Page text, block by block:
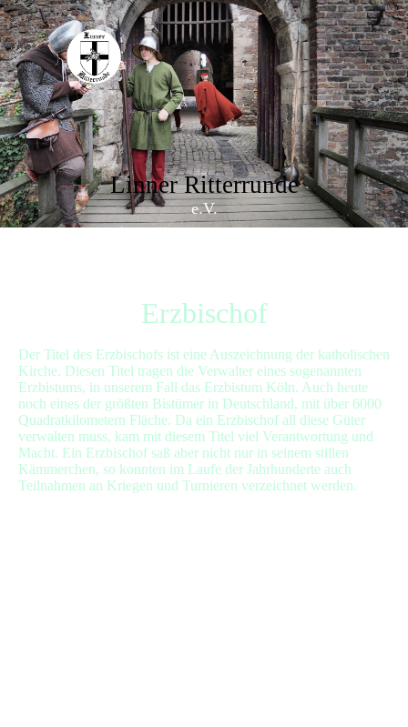
Linner Ritterrunde
e.V.
Erzbischof
Der Titel des Erzbischofs ist eine Auszeichnung der katholischen
Kirche. Diesen Titel tragen die Verwalter eines sogenannten
Erzbistums, in unserem Fall das Erzbistum Köln. Auch heute
noch eines der größten Bistümer in Deutschland, mit über 6000
Quadratkilometern Fläche. Da ein Erzbischof all diese Güter
verwalten muss, kam mit diesem Titel viel Verantwortung und
Macht. Ein Erzbischof saß aber nicht nur in seinem stillen
Kämmerchen, so konnten im Laufe der Jahrhunderte auch
Teilnahmen an Kriegen und Turnieren verzeichnet werden.